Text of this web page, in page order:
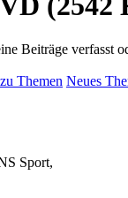
Beiträge verfasst
Themen Neues
Sport,